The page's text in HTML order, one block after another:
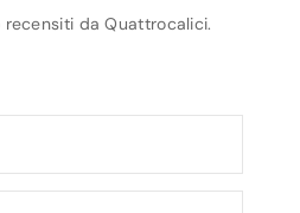
da Quattrocalici.